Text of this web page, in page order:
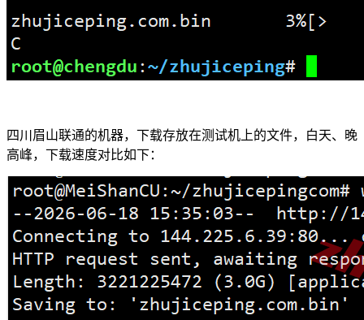
四川眉山联通的机器，下载存放在测试机上的文件，白天、晚
高峰，下载速度对比如下：